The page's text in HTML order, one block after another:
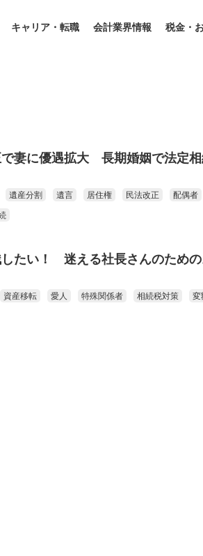
キャリア・転職 会計業界情報 税金・
妻に優遇拡大 長期婚姻で法定
遺産分割 遺言 居住権 民法改正 配偶者
たい！ 迷える社長さんのため
資産移転 愛人 特殊関係者 相続税対策 変